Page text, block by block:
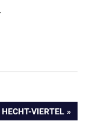
VIERTEL